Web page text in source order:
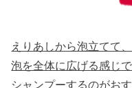
えりあしから泡立てて、
泡を全体に広げる感じで
シャンプーするのがおす